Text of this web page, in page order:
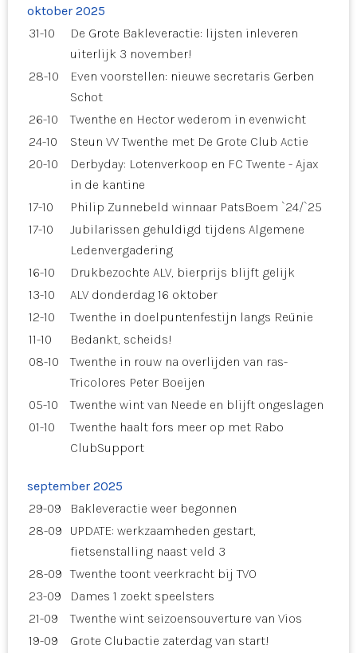
oktober 2025
31-10
De Grote Bakleveractie: lijsten inleveren
uiterlijk 3 november!
28-10
Even voorstellen: nieuwe secretaris Gerben
Schot
26-10
Twenthe en Hector wederom in evenwicht
24-10
Steun VV Twenthe met De Grote Club Actie
20-10
Derbyday: Lotenverkoop en FC Twente - Ajax
in de kantine
17-10
Philip Zunnebeld winnaar PatsBoem `24/`25
17-10
Jubilarissen gehuldigd tijdens Algemene
Ledenvergadering
16-10
Drukbezochte ALV, bierprijs blijft gelijk
13-10
ALV donderdag 16 oktober
12-10
Twenthe in doelpuntenfestijn langs Reünie
11-10
Bedankt, scheids!
08-10
Twenthe in rouw na overlijden van ras-
Tricolores Peter Boeijen
05-10
Twenthe wint van Neede en blijft ongeslagen
01-10
Twenthe haalt fors meer op met Rabo
ClubSupport
september 2025
29-09
Bakleveractie weer begonnen
28-09
UPDATE: werkzaamheden gestart,
fietsenstalling naast veld 3
28-09 Twenthe toont veerkracht bij TVO
23-09
Dames 1 zoekt speelsters
21-09
Twenthe wint seizoensouverture van Vios
19-09
Grote Clubactie zaterdag van start!